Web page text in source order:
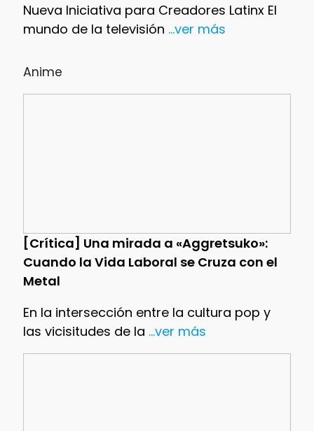
Nueva Iniciativa para Creadores Latinx El
mundo de la televisión ...ver más
Anime
[Crítica] Una mirada a «Aggretsuko»:
Cuando la Vida Laboral se Cruza con el
Metal
En la intersección entre la cultura pop y
las vicisitudes de la ...ver más